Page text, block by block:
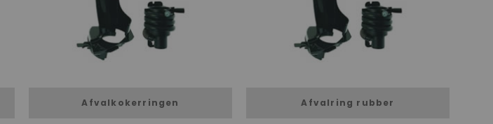
Afvalkokerringen Afvalring rubber